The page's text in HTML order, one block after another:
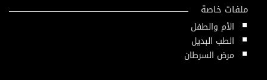
ملفات خاصة
الأم والطفل
الطب البديل
مرض السرطان